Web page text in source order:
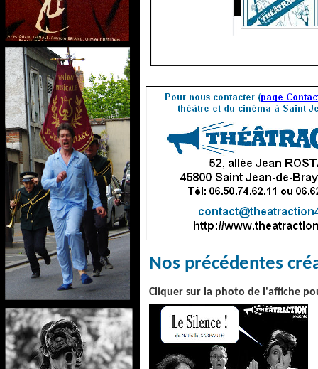
Nos précédentes
Cliquer sur la photo de l'affiche